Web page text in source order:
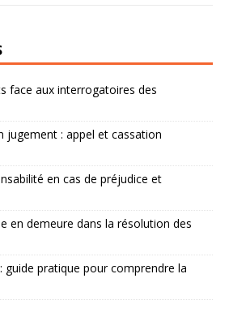
face aux interrogatoires des
jugement : appel et cassation
en cas de préjudice et
en demeure dans la résolution des
guide pratique pour comprendre la